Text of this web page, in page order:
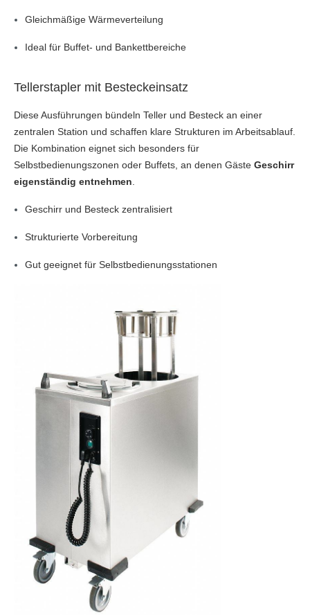
Gleichmäßige Wärmeverteilung
Ideal für Buffet- und Bankettbereiche
Tellerstapler mit Besteckeinsatz
Diese Ausführungen bündeln Teller und Besteck an einer
zentralen Station und schaffen klare Strukturen im Arbeitsablauf.
Die Kombination eignet sich besonders für
Selbstbedienungszonen oder Buffets, an denen Gäste Geschirr
eigenständig entnehmen
Geschirr und Besteck zentralisiert
Strukturierte Vorbereitung
Gut geeignet für Selbstbedienungsstationen